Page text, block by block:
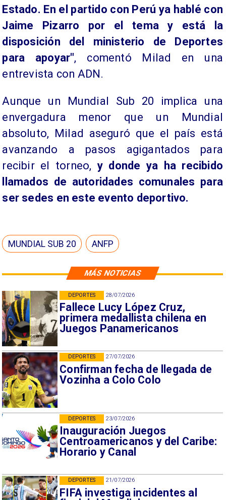
MÁS NOTICIAS
28/07/2026
Fallece Lucy López Cruz,
primera medallista chilena en
Juegos Panamericanos
DEPORTES
27/07/2026
Confirman fecha de llegada de
Vozinha a Colo Colo
DEPORTES
23/07/2026
Inauguración Juegos
Centroamericanos y del Caribe:
Horario y Canal
DEPORTES
21/07/2026
FIFA investiga incidentes al
DEPORTES
Estado. En el partido con Perú ya hablé con
Jaime Pizarro por el tema y está la
disposición del ministerio de Deportes
para apoyar", comentó Milad en una
entrevista con ADN.
​Aunque un Mundial Sub 20 implica una
envergadura menor que un Mundial
absoluto, Milad aseguró que el país está
avanzando a pasos agigantados para
recibir el torneo, y donde ya ha recibido
llamados de autoridades comunales para
ser sedes en este evento deportivo.
MUNDIAL SUB 20 ANFP